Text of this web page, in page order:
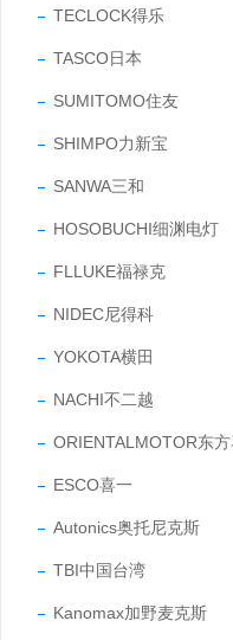
TECLOCK得乐
TASCO日本
SUMITOMO住友
SHIMPO力新宝
SANWA三和
HOSOBUCHI细渊电灯
FLLUKE福禄克
NIDEC尼得科
YOKOTA横田
NACHI不二越
ORIENTALMOTOR东
ESCO喜一
Autonics奥托尼克斯
TBI中国台湾
Kanomax加野麦克斯